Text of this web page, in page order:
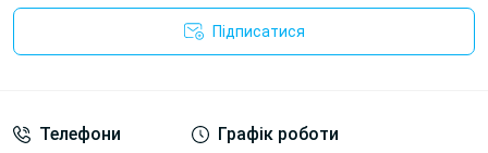
Підписатися
Телефони Графік роботи